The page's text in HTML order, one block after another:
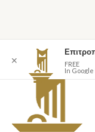
✕
FREE
In Google